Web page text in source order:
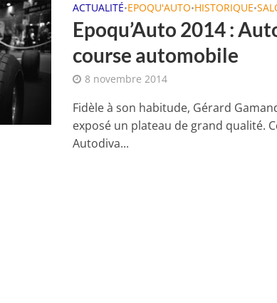
ACTUALITÉ•EPOQU'AUTO•HISTORIQUE•
Epoqu’Auto 2014 :
course automobile
8 novembre 2014
Fidèle à son habitude, Gérard
exposé un plateau de grand qualité.
Autodiva...